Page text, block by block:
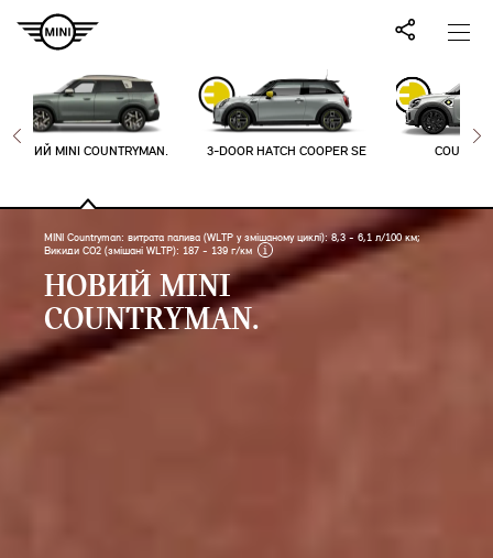
НОВИЙ MINI COUNTRYMAN. 3-DOOR HATCH COOPER SE
MINI Countryman: витрата палива (WLTP у змішаному циклі): 8,3 - 6,1 л/100 км;
Викиди CO2 (змішані WLTP): 187 - 139 г/км
НОВИЙ MINI
COUNTRYMAN.